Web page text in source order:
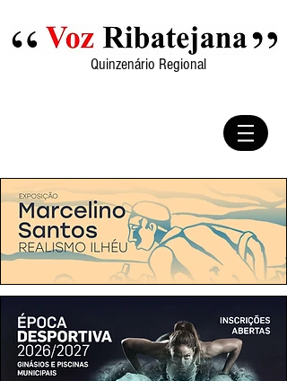
Quinzenário Regional